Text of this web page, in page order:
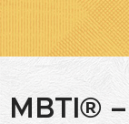
MBTI®